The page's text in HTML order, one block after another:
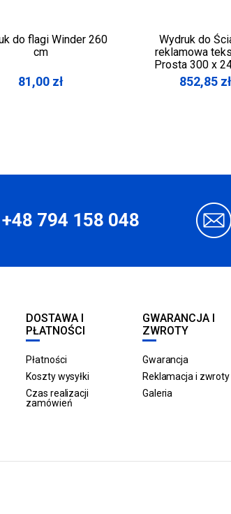
do flagi Winder 260
cm
81,00 zł
Wydruk do
reklamowa
Prosta 300 x
852,85 zł
+48 794 158 048
DOSTAWA I
PŁATNOŚCI
Płatności
Koszty wysyłki
Czas realizacji
zamówień
GWARANCJA I
ZWROTY
Gwarancja
Reklamacja i zwroty
Galeria